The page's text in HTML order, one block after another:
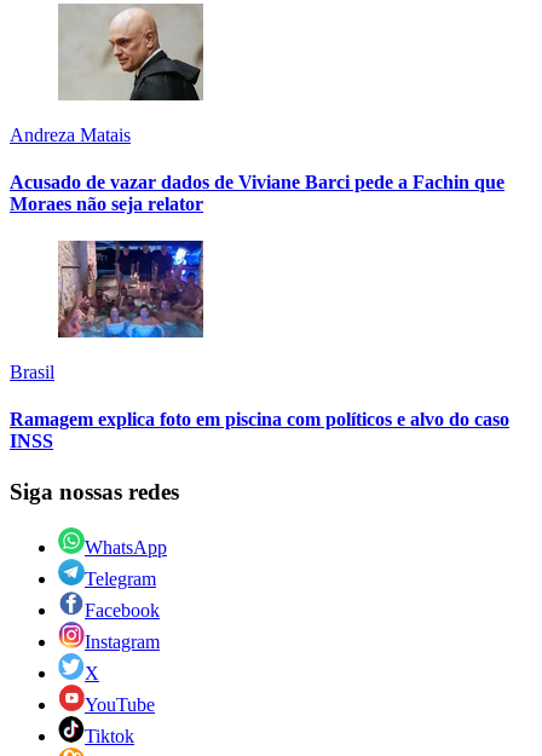
Andreza Matais
Acusado de vazar dados de Viviane Barci pede a Fachin que
Moraes não seja relator
Brasil
Ramagem explica foto em piscina com políticos e alvo do caso
INSS
Siga nossas redes
WhatsApp
Telegram
Facebook
Instagram
X
YouTube
Tiktok